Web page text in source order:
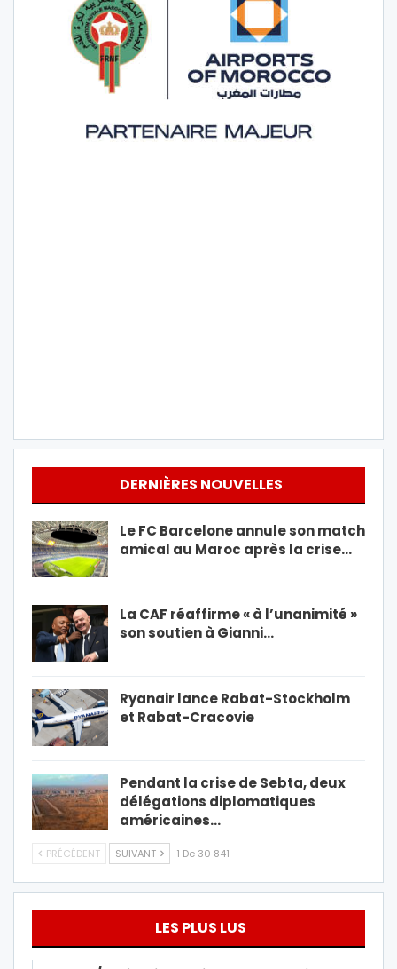
DERNIÈRES NOUVELLES
Le FC Barcelone annule son match
amical au Maroc après la crise…
La CAF réaffirme « à l’unanimité »
son soutien à Gianni…
Ryanair lance Rabat-Stockholm
et Rabat-Cracovie
Pendant la crise de Sebta, deux
délégations diplomatiques
américaines…
PRÉCÉDENT SUIVANT 1 De 30 841
LES PLUS LUS